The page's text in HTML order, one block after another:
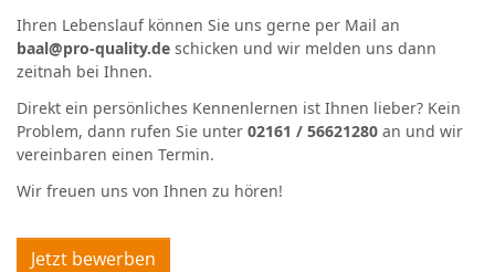
Ihren Lebenslauf können Sie uns gerne per Mail an
baal@pro-quality.de schicken und wir melden uns dann
zeitnah bei Ihnen.
Direkt ein persönliches Kennenlernen ist Ihnen lieber? Kein
Problem, dann rufen Sie unter 02161 / 56621280 an und wir
vereinbaren einen Termin.
Wir freuen uns von Ihnen zu hören!
Jetzt bewerben